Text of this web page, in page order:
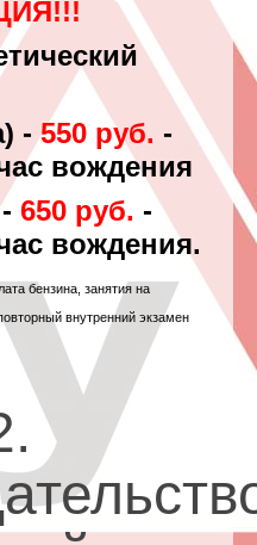
-550 руб. -
вождения
650 руб. -
вождения.
бензина, занятия на
внутренний экзамен